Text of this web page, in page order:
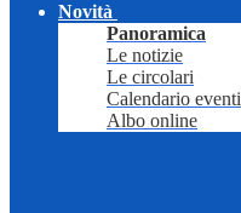
Novità
Panoramica
Le notizie
Le circolari
Calendario eventi
Albo online